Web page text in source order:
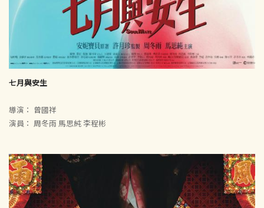
七月與安生
導演： 曾國祥
演員： 周冬雨 馬思純 李程彬